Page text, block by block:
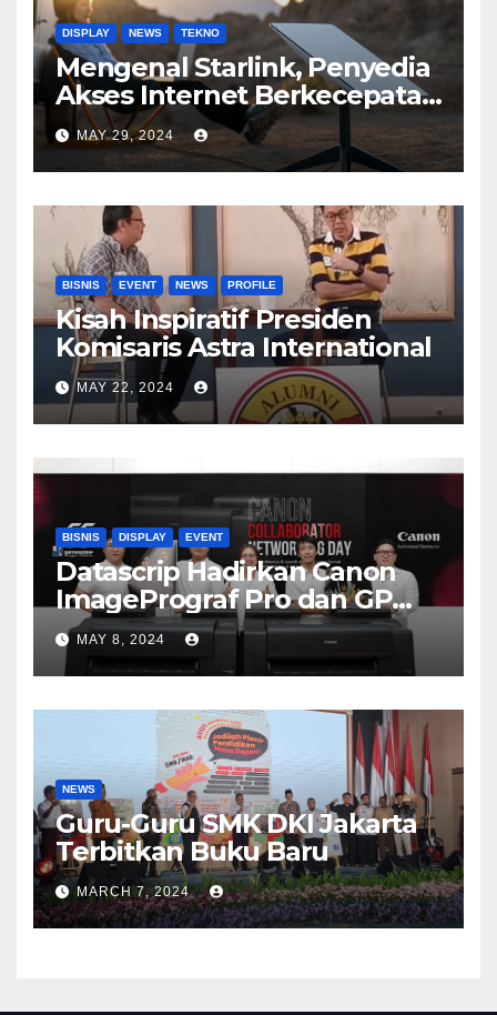
DISPLAY NEWS TEKNO
Mengenal Starlink, Penyedia
Akses Internet Berkecepatan
Tinggi
MAY 29, 2024
BISNIS EVENT NEWS PROFILE
Kisah Inspiratif Presiden
Komisaris Astra International
MAY 22, 2024
BISNIS DISPLAY EVENT
Datascrip Hadirkan Canon
ImagePrograf Pro dan GP
Series
MAY 8, 2024
NEWS
Guru-Guru SMK DKI Jakarta
Terbitkan Buku Baru
MARCH 7, 2024